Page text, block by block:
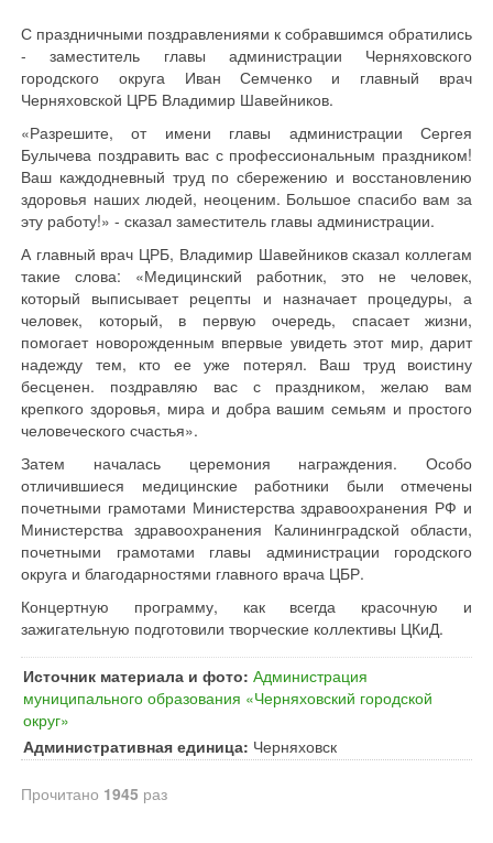
С праздничными поздравлениями к собравшимся обратились
- заместитель главы администрации Черняховского
городского округа Иван Семченко и главный врач
Черняховской ЦРБ Владимир Шавейников.
«Разрешите, от имени главы администрации Сергея
Булычева поздравить вас с профессиональным праздником!
Ваш каждодневный труд по сбережению и восстановлению
здоровья наших людей, неоценим. Большое спасибо вам за
эту работу!» - сказал заместитель главы администрации.
А главный врач ЦРБ, Владимир Шавейников сказал коллегам
такие слова: «Медицинский работник, это не человек,
который выписывает рецепты и назначает процедуры, а
человек, который, в первую очередь, спасает жизни,
помогает новорожденным впервые увидеть этот мир, дарит
надежду тем, кто ее уже потерял. Ваш труд воистину
бесценен. поздравляю вас с праздником, желаю вам
крепкого здоровья, мира и добра вашим семьям и простого
человеческого счастья».
Затем началась церемония награждения. Особо
отличившиеся медицинские работники были отмечены
почетными грамотами Министерства здравоохранения РФ и
Министерства здравоохранения Калининградской области,
почетными грамотами главы администрации городского
округа и благодарностями главного врача ЦБР.
Концертную программу, как всегда красочную и
зажигательную подготовили творческие коллективы ЦКиД.
Источник материала и фото: Администрация
муниципального образования «Черняховский городской
округ»
Административная единица: Черняховск
Прочитано 1945 раз